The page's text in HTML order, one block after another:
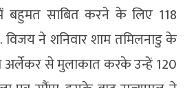
बहुमत साबित करने के लिए 118
ने शनिवार शाम तमिलनाडु के
अर्लेकर से मुलाकात करके उन्हें 120